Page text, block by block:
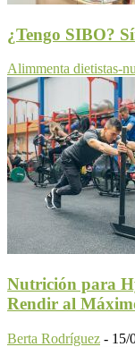
¿Tengo SIBO?
Alimmenta dietistas-
Nutrición para
Rendir al
Berta Rodríguez - 15/